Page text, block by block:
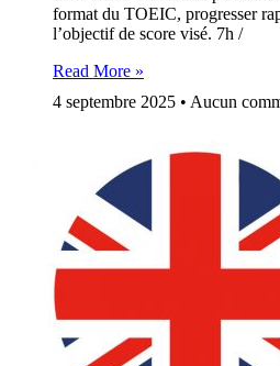
format du TOEIC, progresser
l’objectif de score visé. 7h /
Read More »
4 septembre 2025
Aucun